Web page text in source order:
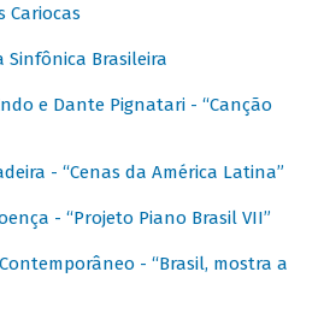
Cariocas
Sinfônica Brasileira
e Dante Pignatari - “Canção
- “Cenas da América Latina”
- “Projeto Piano Brasil VII”
- “Brasil, mostra a